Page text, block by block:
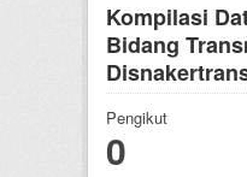
Kompilasi
Bidang
Pengikut
0